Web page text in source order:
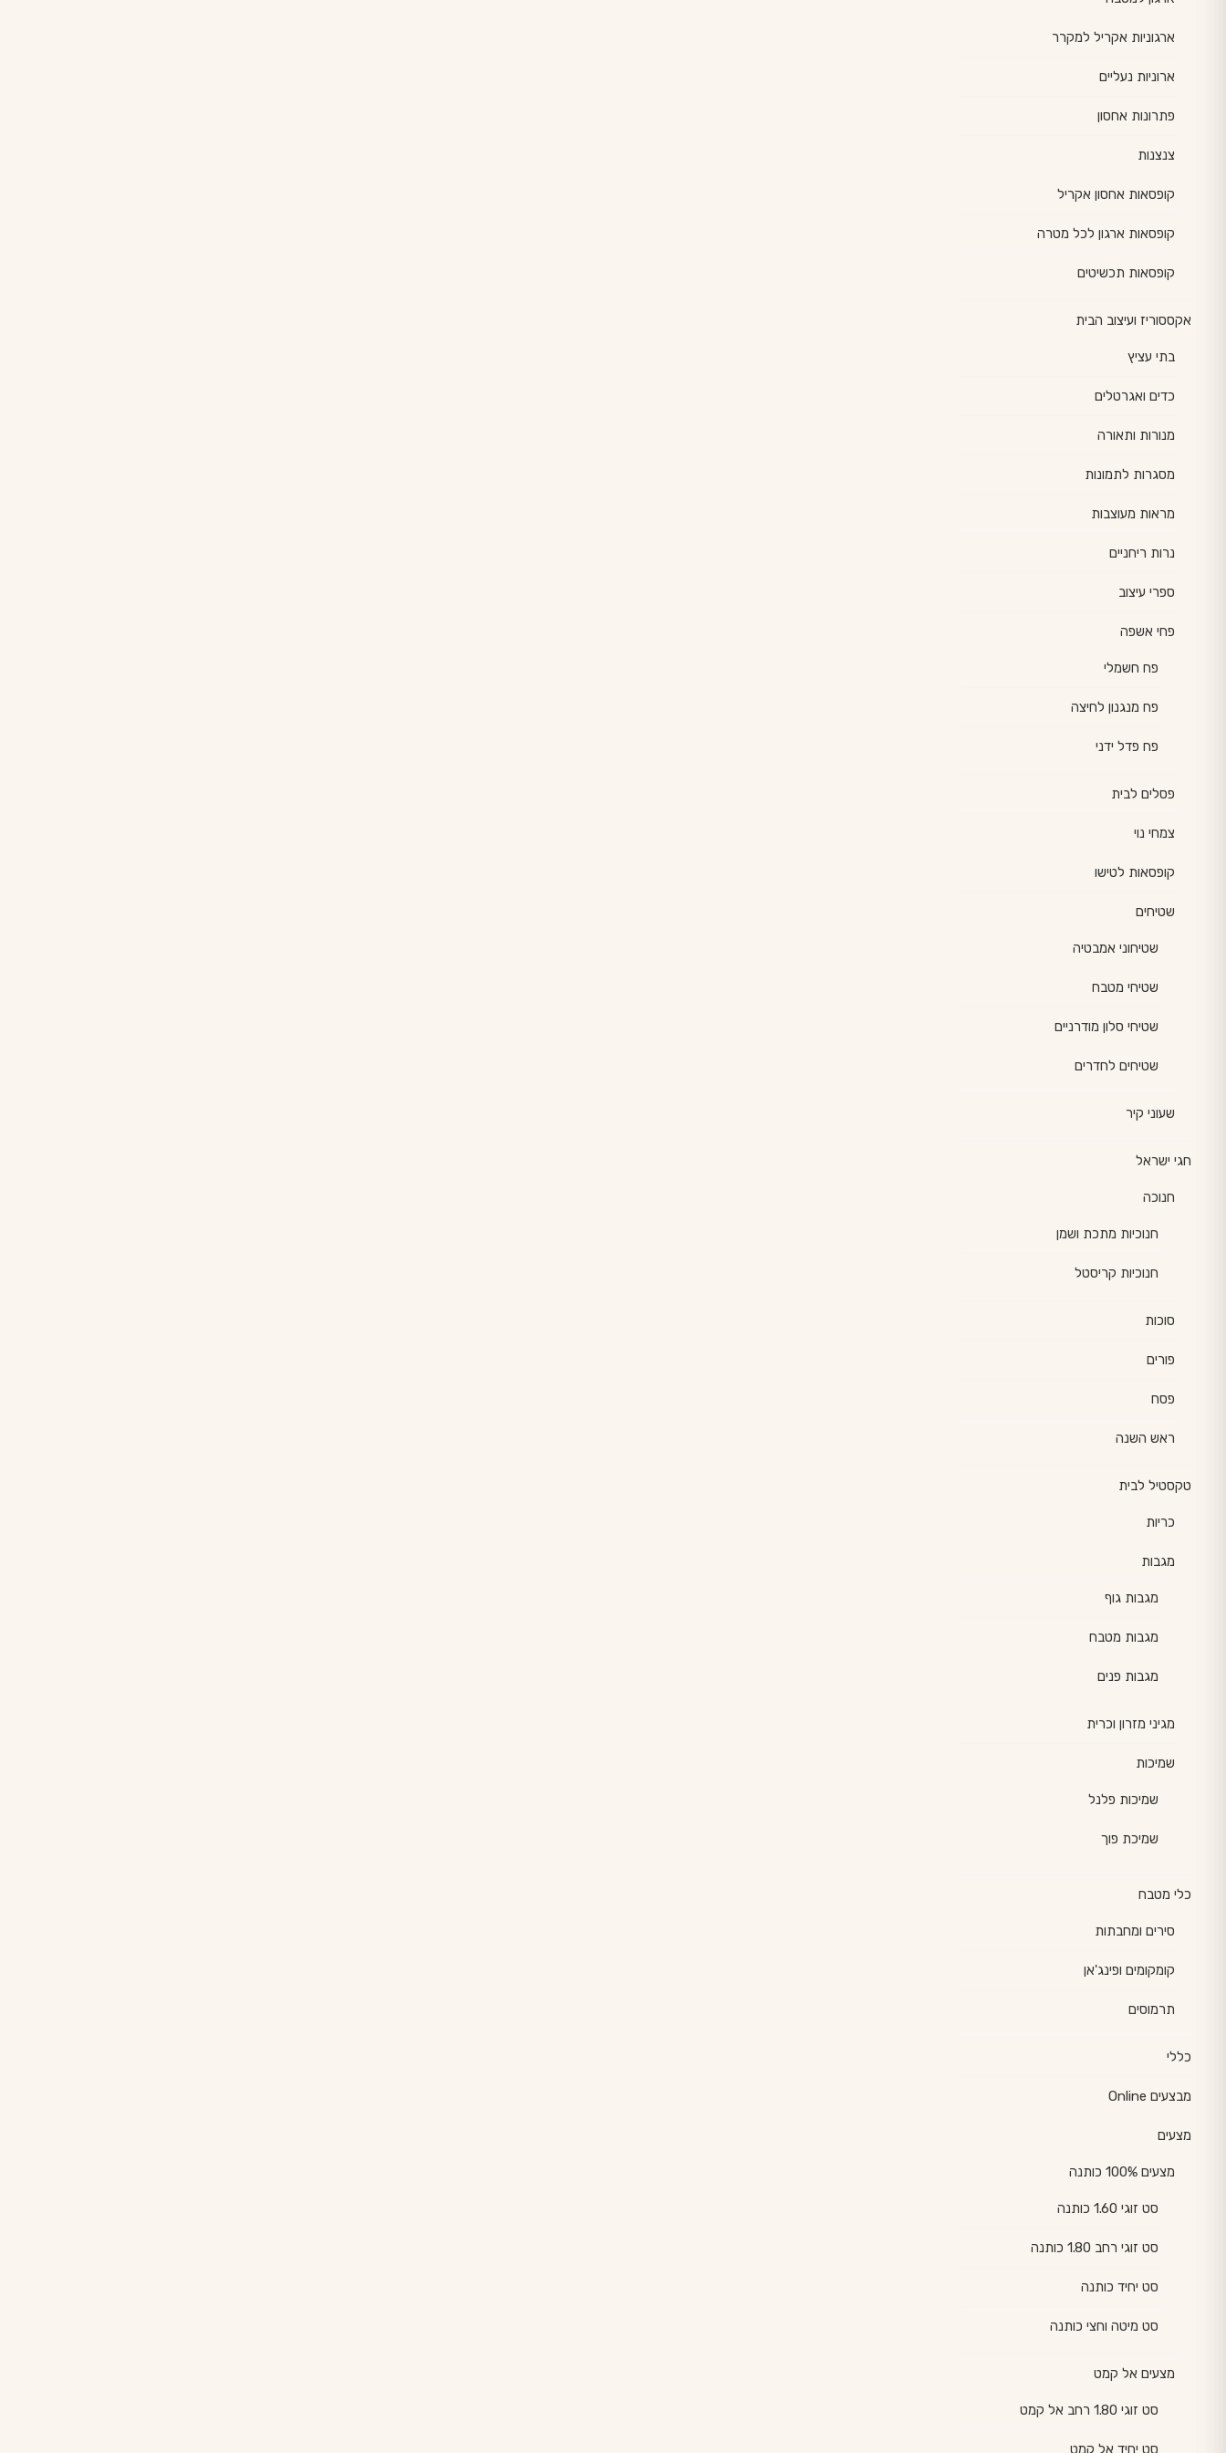
ארגוניות אקריל למקרר
ארוניות נעליים
פתרונות אחסון
צנצנות
קופסאות אחסון אקריל
קופסאות ארגון לכל מטרה
קופסאות תכשיטים
אקססוריז ועיצוב הבית
בתי עציץ
כדים ואגרטלים
מנורות ותאורה
מסגרות לתמונות
מראות מעוצבות
נרות ריחניים
ספרי עיצוב
פחי אשפה
פח חשמלי
פח מנגנון לחיצה
פח פדל ידני
פסלים לבית
צמחי נוי
קופסאות לטישו
שטיחים
שטיחוני אמבטיה
שטיחי מטבח
שטיחי סלון מודרניים
שטיחים לחדרים
שעוני קיר
חגי ישראל
חנוכה
חנוכיות מתכת ושמן
חנוכיות קריסטל
סוכות
פורים
פסח
ראש השנה
טקסטיל לבית
כריות
מגבות
מגבות גוף
מגבות מטבח
מגבות פנים
מגיני מזרון וכרית
שמיכות
שמיכות פלנל
שמיכת פוך
כלי מטבח
סירים ומחבתות
קומקומים ופינג'אן
תרמוסים
כללי
מבצעים Online
מצעים
מצעים 100% כותנה
סט זוגי 1.60 כותנה
סט זוגי רחב 1.80 כותנה
סט יחיד כותנה
סט מיטה וחצי כותנה
מצעים אל קמט
סט זוגי 1.80 רחב אל קמט
סט יחיד אל קמט